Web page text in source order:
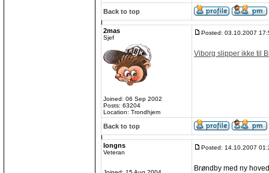
Back to top
2mas
Sjef
Joined: 06 Sep 2002
Posts: 63204
Location: Trondhjem
Posted: 03.10.2007
Viborg slipper ikke til
Back to top
longns
Veteran
Posted: 14.10.2007
Brøndby med ny